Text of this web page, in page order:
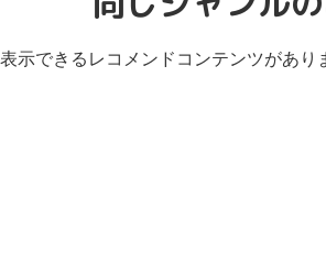
表示できるレコメンドコンテンツがあり